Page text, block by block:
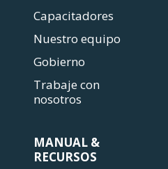
Capacitadores
Nuestro equipo
Gobierno
Trabaje con
nosotros
MANUAL &
RECURSOS